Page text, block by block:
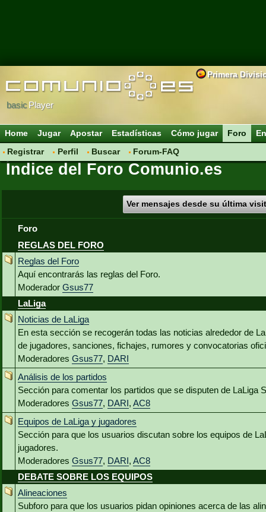
Primera
basicPlayer
Home Jugar Apostar Estadísticas Cómo jugar
Foro
Registrar
Perfil Buscar Forum-FAQ
Índice del Foro Comunio.es
Ver mensajes desde su última
Foro
REGLAS DEL FORO
Reglas del Foro
Aquí encontrarás las reglas del Foro.
Moderador Gsus77
LaLiga
Noticias de LaLiga
En esta sección se recogerán todas las noticias alrededor de
de jugadores, sanciones, fichajes, rumores y convocatorias
Moderadores Gsus77, DARI
Análisis de los partidos
Sección para comentar los partidos que se disputen de LaLiga
Moderadores Gsus77, DARI, AC8
Equipos de LaLiga y jugadores
Sección para que los usuarios discutan sobre los equipos de
jugadores.
Moderadores Gsus77, DARI, AC8
DEBATE SOBRE LOS EQUIPOS
Alineaciones
Subforo para que los usuarios pidan opiniones acerca de las